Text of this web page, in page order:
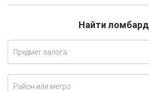
Найти ломбард
Предмет залога
Район или метро